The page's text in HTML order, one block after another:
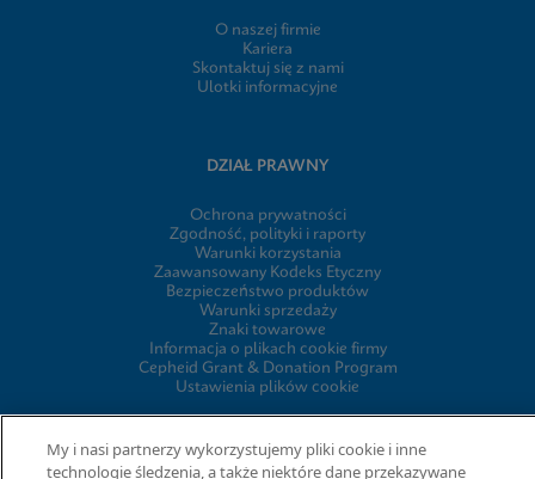
O naszej firmie
Kariera
Skontaktuj się z nami
Ulotki informacyjne
DZIAŁ PRAWNY
Ochrona prywatności
Zgodność, polityki i raporty
Warunki korzystania
Zaawansowany Kodeks Etyczny
Bezpieczeństwo produktów
Warunki sprzedaży
Znaki towarowe
Informacja o plikach cookie firmy
Cepheid Grant & Donation Program
Ustawienia plików cookie
UMOWY
My i nasi partnerzy wykorzystujemy pliki cookie i inne
technologie śledzenia, a także niektóre dane przekazywane